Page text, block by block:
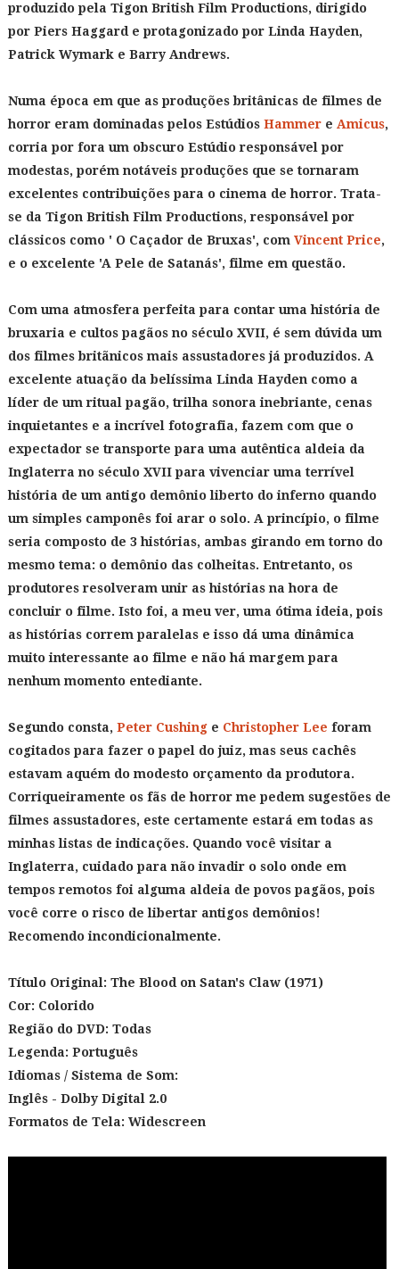
produzido pela Tigon British Film Productions, dirigido
por Piers Haggard e protagonizado por Linda Hayden,
Patrick Wymark e Barry Andrews.
Numa época em que as produções britânicas de filmes de
horror eram dominadas pelos Estúdios Hammere Amicus,
corria por fora um obscuro Estúdio responsável por
modestas, porém notáveis produções que se tornaram
excelentes contribuições para o cinema de horror. Trata-
se da Tigon British Film Productions, responsável por
clássicos como ' O Caçador de Bruxas', com Vincent Price,
e o excelente 'A Pele de Satanás', filme em questão.
Com uma atmosfera perfeita para contar uma história de
bruxaria e cultos pagãos no século XVII, é sem dúvida um
dos filmes britãnicos mais assustadores já produzidos. A
excelente atuação da belíssima Linda Hayden como a
líder de um ritual pagão, trilha sonora inebriante, cenas
inquietantes e a incrível fotografia, fazem com que o
expectador se transporte para uma autêntica aldeia da
Inglaterra no século XVII para vivenciar uma terrível
história de um antigo demônio liberto do inferno quando
um simples camponês foi arar o solo. A princípio, o filme
seria composto de 3 histórias, ambas girando em torno do
mesmo tema: o demônio das colheitas. Entretanto, os
produtores resolveram unir as histórias na hora de
concluir o filme. Isto foi, a meu ver, uma ótima ideia, pois
as histórias correm paralelas e isso dá uma dinâmica
muito interessante ao filme e não há margem para
nenhum momento entediante.
Segundo consta, Peter Cushinge Christopher Lee foram
cogitados para fazer o papel do juiz, mas seus cachês
estavam aquém do modesto orçamento da produtora.
Corriqueiramente os fãs de horror me pedem sugestões de
filmes assustadores, este certamente estará em todas as
minhas listas de indicações. Quando você visitar a
Inglaterra, cuidado para não invadir o solo onde em
tempos remotos foi alguma aldeia de povos pagãos, pois
você corre o risco de libertar antigos demônios!
Recomendo incondicionalmente.
Título Original: The Blood on Satan's Claw (1971)
Cor: Colorido
Região do DVD: Todas
Legenda: Português
Idiomas / Sistema de Som:
Inglês - Dolby Digital 2.0
Formatos de Tela: Widescreen